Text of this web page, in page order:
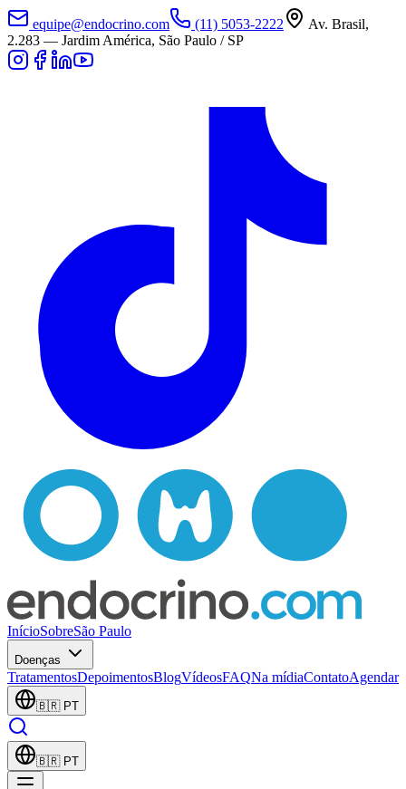
equipe@endocrino.com (11) 5053-2222
Av. Brasil,
2.283 — Jardim América, São Paulo / SP
InícioSobreSão Paulo
Doenças
TratamentosDepoimentosBlogVídeosFAQNa mídiaContatoAgendar
🇧🇷 PT
🇧🇷 PT